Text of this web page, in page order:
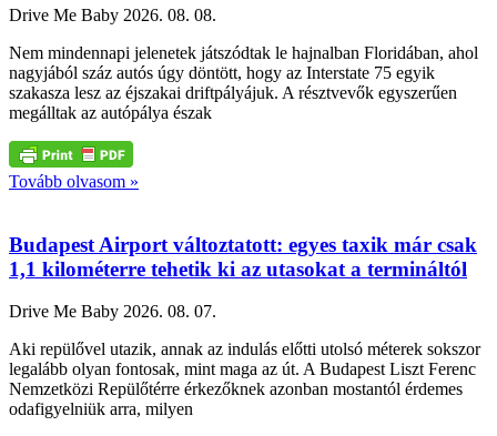
Drive Me Baby 2026. 08. 08.
Nem mindennapi jelenetek játszódtak le hajnalban Floridában, ahol
nagyjából száz autós úgy döntött, hogy az Interstate 75 egyik
szakasza lesz az éjszakai driftpályájuk. A résztvevők egyszerűen
megálltak az autópálya észak
Tovább olvasom »
Budapest Airport változtatott: egyes taxik már csak
1,1 kilométerre tehetik ki az utasokat a termináltól
Drive Me Baby 2026. 08. 07.
Aki repülővel utazik, annak az indulás előtti utolsó méterek sokszor
legalább olyan fontosak, mint maga az út. A Budapest Liszt Ferenc
Nemzetközi Repülőtérre érkezőknek azonban mostantól érdemes
odafigyelniük arra, milyen